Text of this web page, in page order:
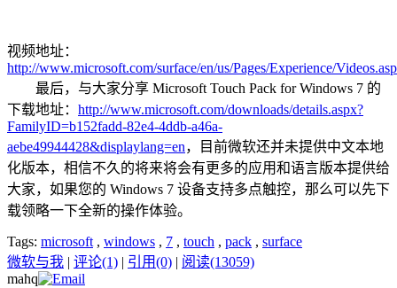
视频地址：
http://www.microsoft.com/surface/en/us/Pages/Experience/
最后，与大家分享 Microsoft Touch Pack for Windows 7 的
下载地址： http://www.microsoft.com/downloads/details.aspx?
FamilyID=b152fadd-82e4-4ddb-a46a-
aebe49944428&displaylang=en，目前微软还并未提供中文本地
化版本，相信不久的将来将会有更多的应用和语言版本提供给
大家，如果您的 Windows 7 设备支持多点触控，那么可以先下
载领略一下全新的操作体验。
Tags: microsoft , windows , 7 , touch , pack , surface
微软与我 | 评论(1) | 引用(0) | 阅读(13059)
mahq